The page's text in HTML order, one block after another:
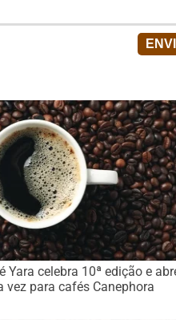
Yara celebra 10ª edição e
vez para cafés Canephora